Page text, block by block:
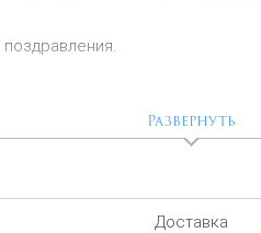
Развернуть
Доставка